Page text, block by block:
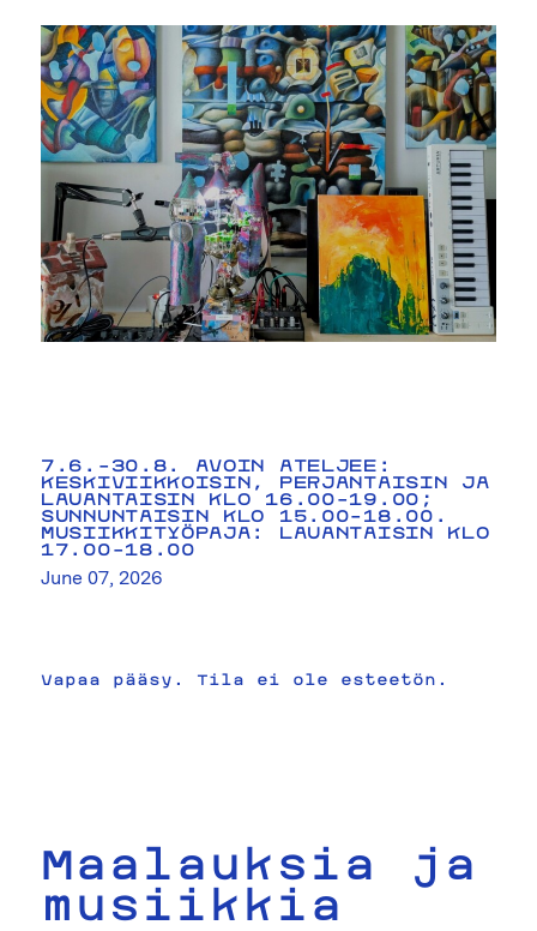
7.6.–30.8. AVOIN ATELJEE:
KESKIVIIKKOISIN, PERJANTAISIN JA
LAUANTAISIN KLO 16.00–19.00;
SUNNUNTAISIN KLO 15.00–18.00.
MUSIIKKITYÖPAJA: LAUANTAISIN KLO
17.00–18.00
June 07, 2026
Maalauksia ja
musiikkia
Vapaa pääsy. Tila ei ole esteetön.